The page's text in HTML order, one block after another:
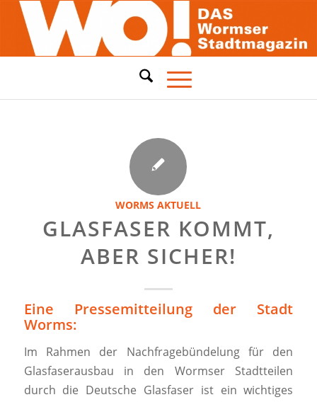
WORMS AKTUELL
GLASFASER KOMMT,
ABER SICHER!
Eine Pressemitteilung der Stadt
Worms:
Im Rahmen der Nachfragebündelung für den
Glasfaserausbau in den Wormser Stadtteilen
durch die Deutsche Glasfaser ist ein wichtiges